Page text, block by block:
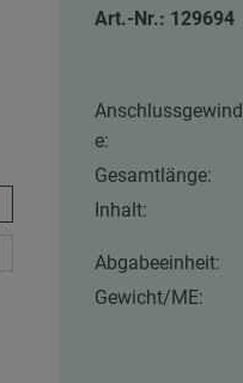
Art.-Nr.: 129694
Anschlussgewind
e:
Gesamtlänge:
Inhalt:
Abgabeeinheit:
Gewicht/ME: